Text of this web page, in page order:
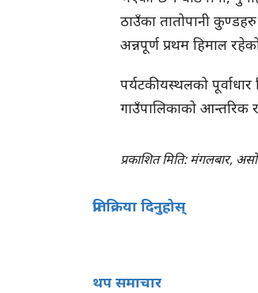
ठाउँका तातोपानी
अन्नपूर्ण प्रथम हिमाल
पर्यटकीयस्थलको पूर्वाधार
गाउँपालिकाको आन्तरिक
प्रकाशित मिति: मंगलबार,
प्रतिक्रिया दिनुहोस्
थप समाचार